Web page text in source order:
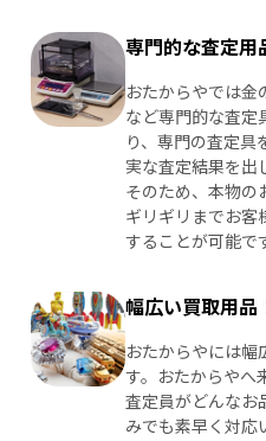
専門的な査定用
おたからやでは金
など専門的な査定
り、専門の査定具
実な査定結果を出
そのため、本物の
ギリギリまでお客
することが可能で
幅広い買取用品
おたからやには幅
す。おたからやへ
査定員がどんなお
みでも素早く対応